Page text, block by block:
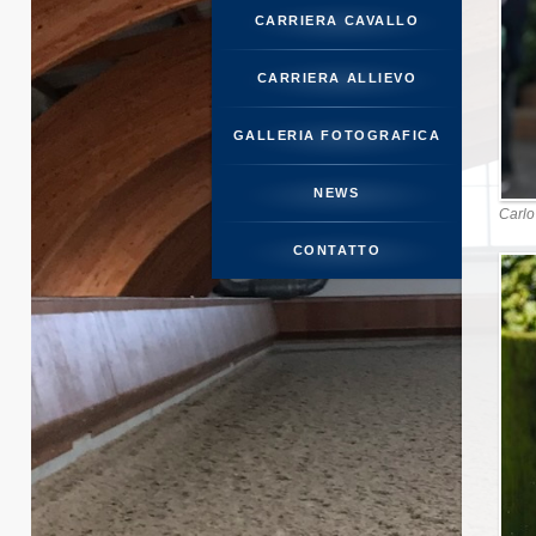
GALLERIA
CARRIERA CAVALLO
CARRIERA ALLIEVO
GALLERIA FOTOGRAFICA
NEWS
CONTATTO